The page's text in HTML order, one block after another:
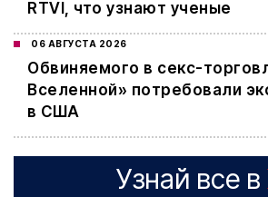
RTVI, что узнают ученые
06 АВГУСТА 2026
Обвиняемого в секс-
Вселенной» потребовали
в США
Узнай все в